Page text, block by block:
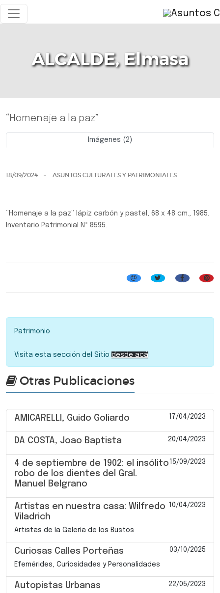
ALCALDE, Elmasa
“Homenaje a la paz”
Imágenes (2)
18/09/2024 ASUNTOS CULTURALES Y PATRIMONIALES
“Homenaje a la paz” lápiz carbón y pastel, 68 x 48 cm., 1985.
Inventario Patrimonial Nº 8595.
Patrimonio
Visita esta sección del Sitio desde acá
Otras Publicaciones
AMICARELLI, Guido Goliardo 17/04/2023
DA COSTA, Joao Baptista 20/04/2023
4 de septiembre de 1902: el insólito
robo de los dientes del Gral.
Manuel Belgrano
15/09/2023
Artistas en nuestra casa: Wilfredo
Viladrich
10/04/2023
Artistas de la Galería de los Bustos
Curiosas Calles Porteñas 03/10/2025
Efemérides, Curiosidades y Personalidades
Autopistas Urbanas 22/05/2023